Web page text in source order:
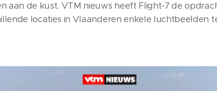
aan de kust. VTM nieuws heeft Flight-7 de
locaties in Vlaanderen enkele luchtbeelden